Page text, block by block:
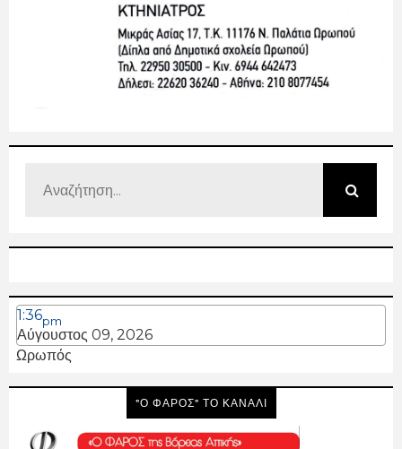
1:36pm
Αύγουστος 09, 2026
Ωρωπός
"Ο ΦΑΡΟΣ" ΤΟ ΚΑΝΑΛΙ